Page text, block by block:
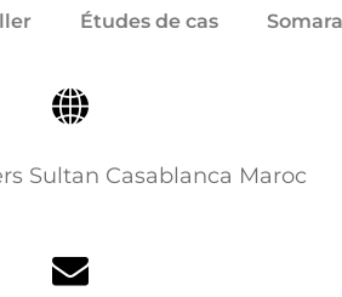
Études de cas
Sultan Casablanca Maroc